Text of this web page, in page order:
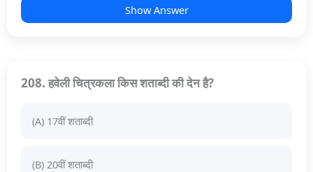
Show Answer
208. हवेली चित्रकला किस शताब्दी की देन है?
(A) 17वीं शताब्दी
(B) 20वीं शताब्दी